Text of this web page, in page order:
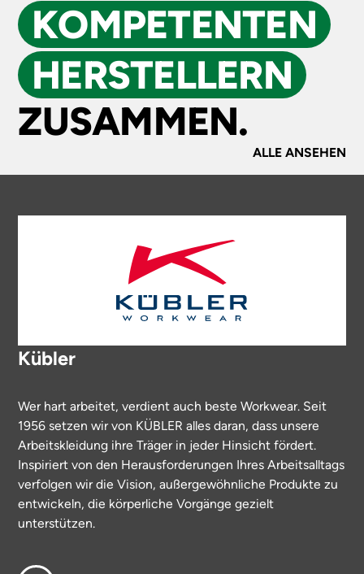
KOMPE­TENTEN
HERSTELLERN
ZUSAMMEN.
ALLE ANSEHEN
Kübler
Wer hart arbeitet, verdient auch beste Workwear. Seit
1956 setzen wir von KÜBLER alles daran, dass unsere
Arbeitskleidung ihre Träger in jeder Hinsicht fördert.
Inspiriert von den Herausforderungen Ihres Arbeitsalltags
verfolgen wir die Vision, außergewöhnliche Produkte zu
entwickeln, die körperliche Vorgänge gezielt
unterstützen.